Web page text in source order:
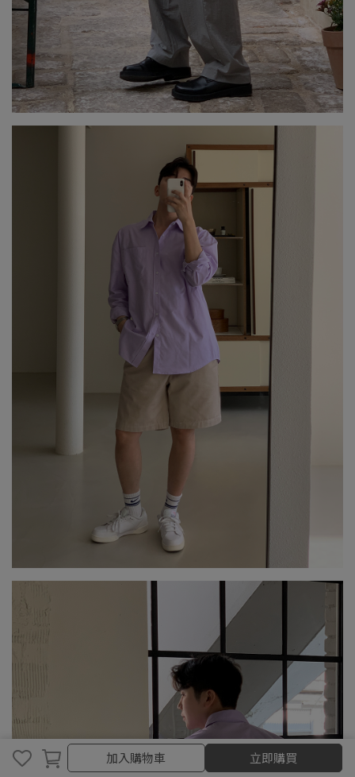
取消 完成
加入購物車 立即購買